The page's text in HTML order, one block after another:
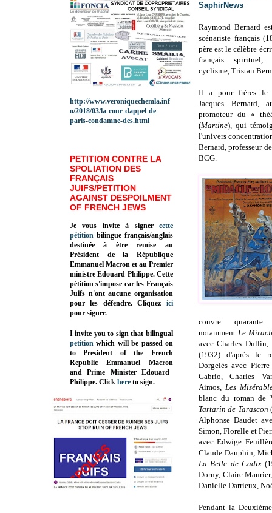
SaphirNews
Raymond Bernard
scénariste français
père est le célèbre
français
cyclisme, Tristan
Il a pour frères le
Jacques Bernard,
promoteur du «
(Martine), qui
l'univers
Bernard, professeur
BCG.
couvre quarante
notamment Le
avec Charles Dullin,
(1932) d'après le
Dorgelès avec
Gabrio, Charles
Aimos, Les
blanc du roman de
Tartarin de Tarascon
Alphonse Daudet
Simon, Florelle et
avec Edwige
Claude Dauphin,
La Belle de Cadix
Dorny, Claire
Danielle Darrieux,
Pendant la
http://www.veroniquechemla.inf
o/2018/03/la-cour-dappel-de-
paris-condamne-des.html
PETITION CONTRE LA
SPOLIATION DES
FRANÇAIS
JUIFS/PETITION
AGAINST DESPOILMENT
OF FRENCH JEWS
Je vous invite à signer cette
pétition bilingue français/anglais
destinée à être remise au
Président de la République
Emmanuel Macron et au Premier
ministre Edouard Philippe. Cette
pétition s'impose car les Français
Juifs n'ont aucune organisation
pour les défendre. Cliquez
ici
pour signer.
I invite you to sign that bilingual
petition which will be passed on
to President of the French
Republic Emmanuel Macron
and Prime MinisterEdouard
Philippe. Click here to sign.